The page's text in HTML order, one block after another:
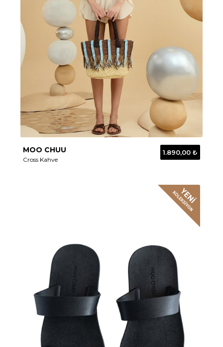
MOO CHUU
Cross Kahve
1.890,00 ₺